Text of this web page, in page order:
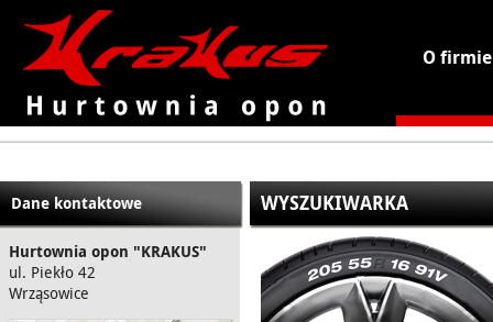
KRAKUS - hurtownia opon
O firmie
Dane kontaktowe
Hurtownia opon "KRAKUS"
ul. Piekło 42
Wrząsowice
WYSZUKIWARKA